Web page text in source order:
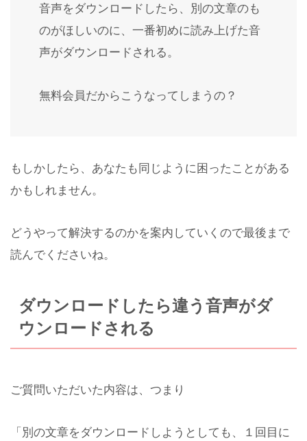
音声をダウンロードしたら、別の文章のも
のがほしいのに、一番初めに読み上げた音
声がダウンロードされる。
無料会員だからこうなってしまうの？
もしかしたら、あなたも同じように困ったことがある
かもしれません。
どうやって解決するのかを案内していくので最後まで
読んでくださいね。
ダウンロードしたら違う音声がダ
ウンロードされる
ご質問いただいた内容は、つまり
「別の文章をダウンロードしようとしても、１回目に